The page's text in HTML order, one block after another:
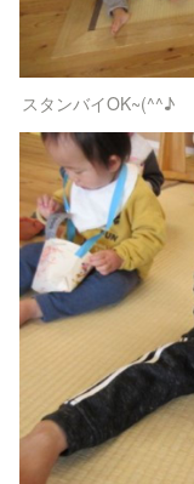
スタンバイOK~(^^♪